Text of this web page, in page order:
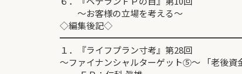
～お客様の立場を考える
◇編集後記◇
１．『ライフプラン寸考』第28回
～ファイナンシャルターゲット⑤～